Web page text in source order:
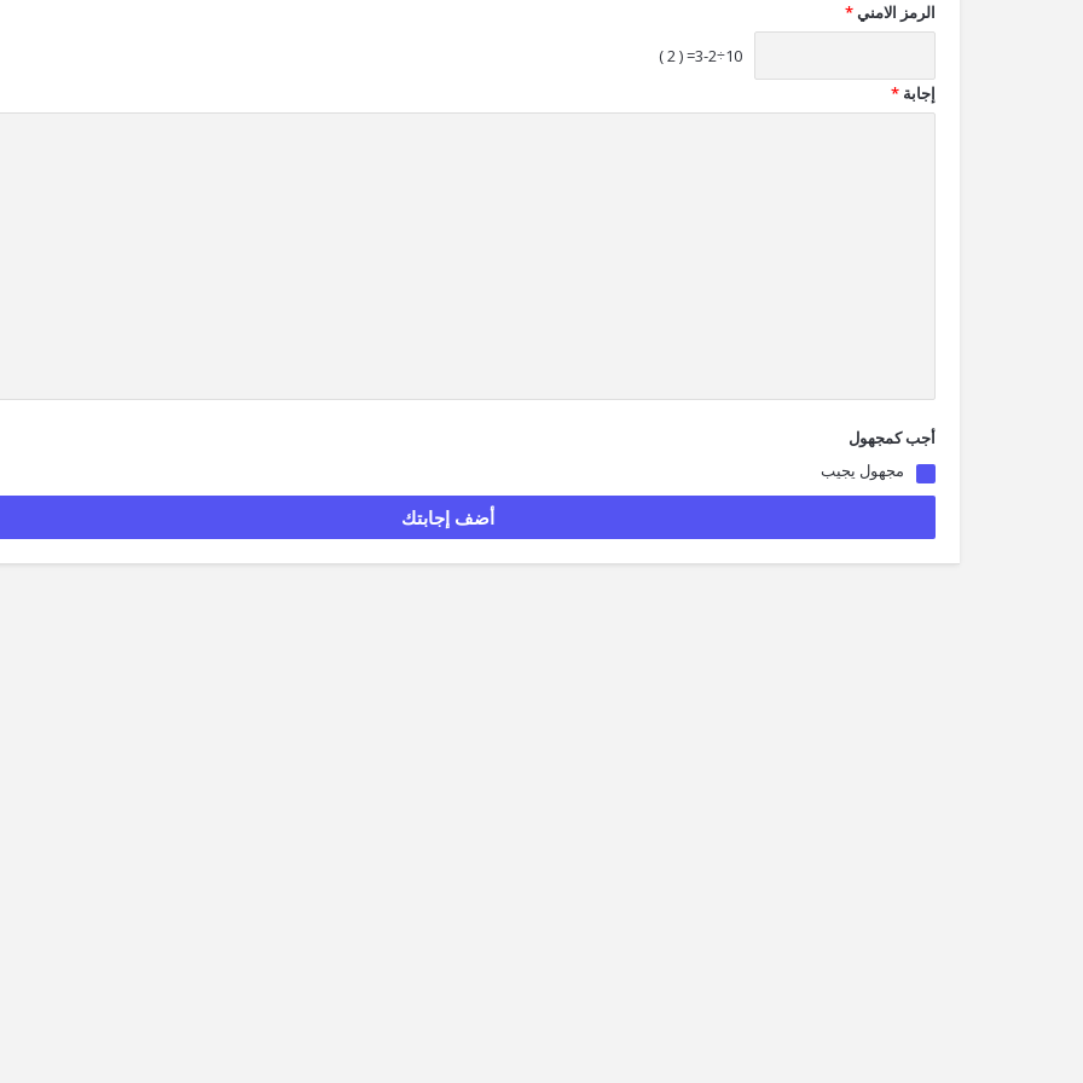
الرمز الامني*
10÷3-2= ( 2 )
إجابة *
أجب كمجهول
مجهول يجيب